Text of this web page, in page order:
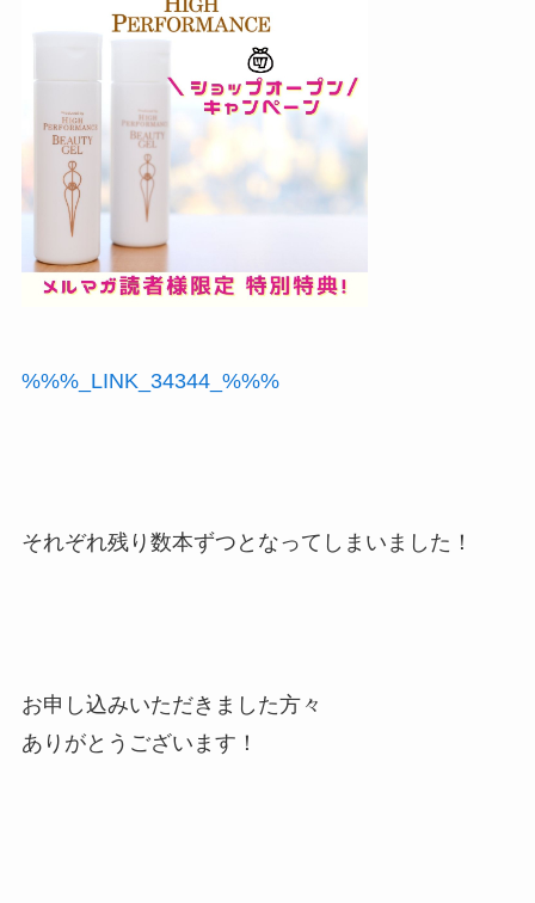
%%%_LINK_34344_%%%
それぞれ残り数本ずつとなってしまいました！
お申し込みいただきました方々
ありがとうございます！